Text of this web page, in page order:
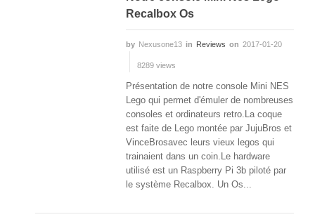
Recalbox Os
by Nexusone13 in Reviews on 2017-01-20
8289 views
Présentation de notre console Mini NES
Lego qui permet d'émuler de nombreuses
consoles et ordinateurs retro.La coque
est faite de Lego montée par JujuBros et
VinceBrosavec leurs vieux legos qui
trainaient dans un coin.Le hardware
utilisé est un Raspberry Pi 3b piloté par
le système Recalbox. Un Os...